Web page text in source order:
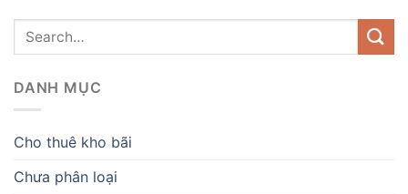
DANH MỤC
Cho thuê kho bãi
Chưa phân loại